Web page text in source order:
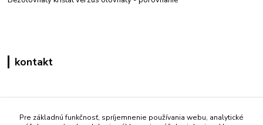
kontakt
+421 908 861 051
Pre základnú funkčnosť, spríjemnenie používania webu, analytické